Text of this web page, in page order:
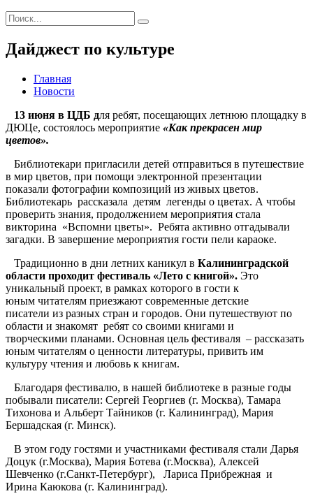
Дайджест по культуре
Главная
Новости
13 июня в ЦДБ для ребят, посещающих летнюю площадку в
ДЮЦе, состоялось мероприятие «Как прекрасен мир
цветов».
Библиотекари пригласили детей отправиться в путешествие
в мир цветов, при помощи электронной презентации
показали фотографии композиций из живых цветов.
Библиотекарь рассказала детям легенды о цветах. А чтобы
проверить знания, продолжением мероприятия стала
викторина «Вспомни цветы». Ребята активно отгадывали
загадки. В завершение мероприятия гости пели караоке.
Традиционно в дни летних каникул в Калининградской
области проходит фестиваль «Лето с книгой». Это
уникальный проект, в рамках которого в гости к
юным читателям приезжают современные детские
писатели из разных стран и городов. Они путешествуют по
области и знакомят ребят со своими книгами и
творческими планами. Основная цель фестиваля – рассказать
юным читателям о ценности литературы, привить им
культуру чтения и любовь к книгам.
Благодаря фестивалю, в нашей библиотеке в разные годы
побывали писатели: Сергей Георгиев (г. Москва), Тамара
Тихонова и Альберт Тайников (г. Калининград), Мария
Бершадская (г. Минск).
В этом году гостями и участниками фестиваля стали Дарья
Доцук (г.Москва), Мария Ботева (г.Москва), Алексей
Шевченко (г.Санкт-Петербург), Лариса Прибрежная и
Ирина Каюкова (г. Калининград).